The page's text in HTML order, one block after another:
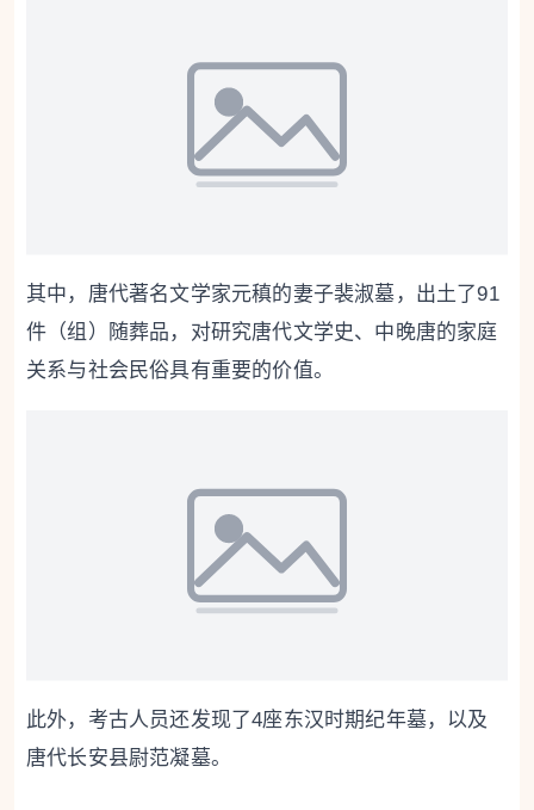
其中，唐代著名文学家元稹的妻子裴淑墓，出土了91
件（组）随葬品，对研究唐代文学史、中晚唐的家庭
关系与社会民俗具有重要的价值。
此外，考古人员还发现了4座东汉时期纪年墓，以及
唐代长安县尉范凝墓。